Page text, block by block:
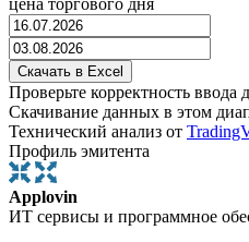
Проверьте корректность ввода
Скачивание данных в этом
Технический анализ от
Профиль эмитента
Applovin
ИТ сервисы и программное